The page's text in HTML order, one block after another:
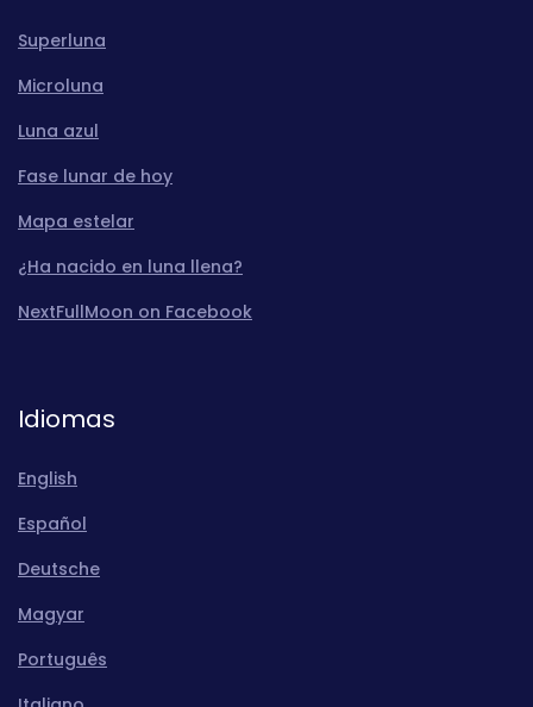
Superluna
Microluna
Luna azul
Fase lunar de hoy
Mapa estelar
¿Ha nacido en luna llena?
NextFullMoon on Facebook
Idiomas
English
Español
Deutsche
Magyar
Português